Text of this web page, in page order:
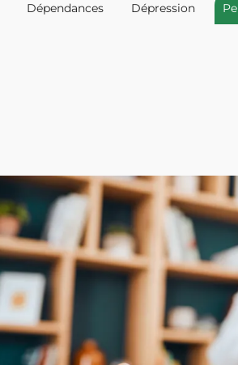
Dépendances Dépression